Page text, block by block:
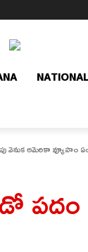
అమెరికా వ్యూహం
పదం